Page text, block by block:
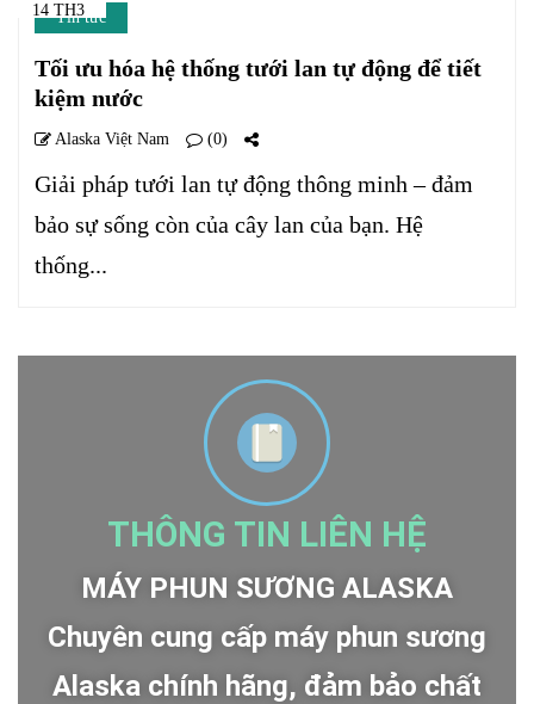
14 TH3
Tin tức
Tối ưu hóa hệ thống tưới lan tự động để tiết
kiệm nước
Alaska Việt Nam (0)
Giải pháp tưới lan tự động thông minh – đảm
bảo sự sống còn của cây lan của bạn. Hệ
thống...
THÔNG TIN LIÊN HỆ
MÁY PHUN SƯƠNG ALASKA
Chuyên cung cấp máy phun sương
Alaska chính hãng, đảm bảo chất